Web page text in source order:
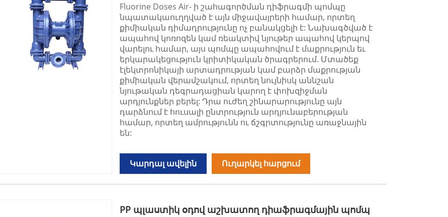
Fluorine Doses Air- ի շահագործման դիֆրագմի պոմպը
նպատակաուղղված է այն միջավայրերի համար, որտեղ
քիմիական դիմադրությունը ոչ բանակցելի է: Նախագծված է
ապահով կոռոզեն կամ ռեակտիվ նյութեր ապահով կերպով
վարելու համար, այս պոմպը ապահովում է մաքրություն եւ
երկարակեցություն կրիտիկական ծրագրերում. Մտածեք
էլեկտրոնիկայի արտադրության կամ բարձր մաքրության
քիմիական վերամշակում, որտեղ նույնիսկ աննշան
նյութական դեգրադացիան կարող է փոխզիջման
արդյունքներ բերել: Դրա ուժեղ շինարարությունը այն
դարձնում է հուսալի ընտրություն արդյունաբերության
համար, որտեղ ամրությունն ու ճշգրտությունը առաջնային
են:
Կարդալ ավելին Ուղարկել հարցում
PP պլաստիկ օդով աշխատող դիաֆրագմային պոմպ